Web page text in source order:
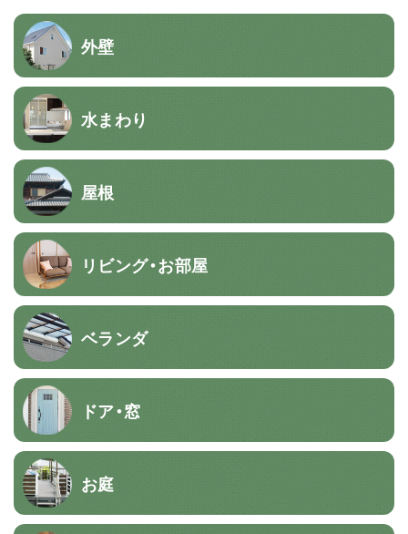
外壁
水まわり
屋根
リビング・お部屋
ベランダ
ドア・窓
お庭